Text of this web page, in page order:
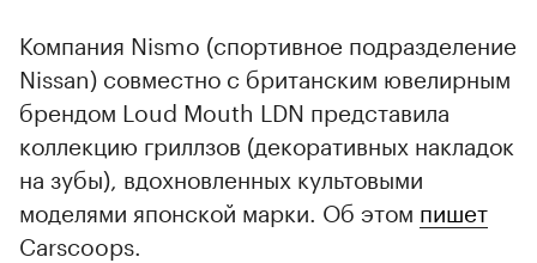
Компания Nismo (спортивное подразделение
Nissan) совместно с британским ювелирным
брендом Loud Mouth LDN представила
коллекцию гриллзов (декоративных накладок
на зубы), вдохновленных культовыми
моделями японской марки. Об этом пишет
Carscoops.